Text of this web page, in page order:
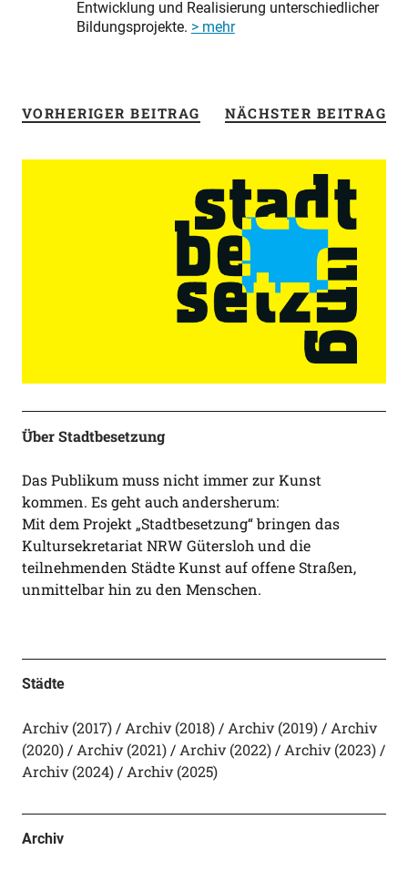
Entwicklung und Realisierung unterschiedlicher
Bildungsprojekte. > mehr
VORHERIGER BEITRAG NÄCHSTER BEITRAG
Über Stadtbesetzung
Das Publikum muss nicht immer zur Kunst
kommen. Es geht auch andersherum:
Mit dem Projekt „Stadtbesetzung“ bringen das
Kultursekretariat NRW Gütersloh und die
teilnehmenden Städte Kunst auf offene Straßen,
unmittelbar hin zu den Menschen.
Städte
Archiv (2017) Archiv (2018) Archiv (2019)
Archiv
(2020)
Archiv (2021) Archiv (2022)
Archiv (2023)
Archiv (2024)
Archiv (2025)
Archiv